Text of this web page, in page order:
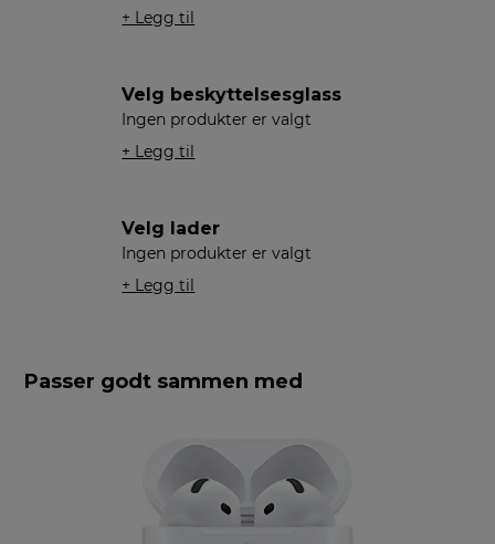
+ Legg til
Velg beskyttelsesglass
Ingen produkter er valgt
+ Legg til
Velg lader
Ingen produkter er valgt
+ Legg til
Passer godt sammen med